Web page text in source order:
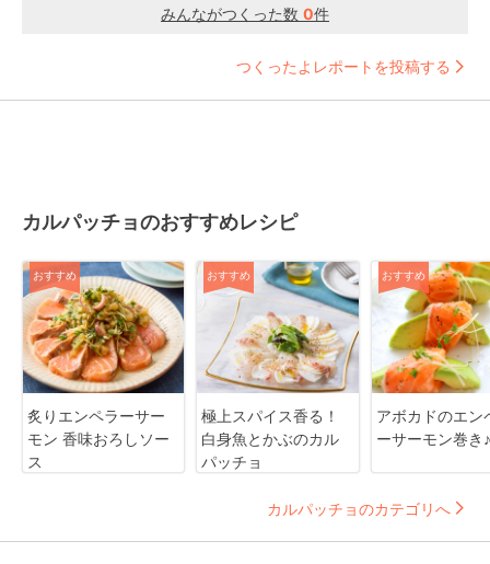
みんながつくった数 0件
つくったよレポートを投稿する
カルパッチョのおすすめレシピ
おすすめ
炙りエンペラーサー
モン 香味おろしソー
ス
おすすめ
極上スパイス香る！
白身魚とかぶのカル
パッチョ
おすすめ
アボカドのエン
ーサーモン巻き♪
カルパッチョのカテゴリへ